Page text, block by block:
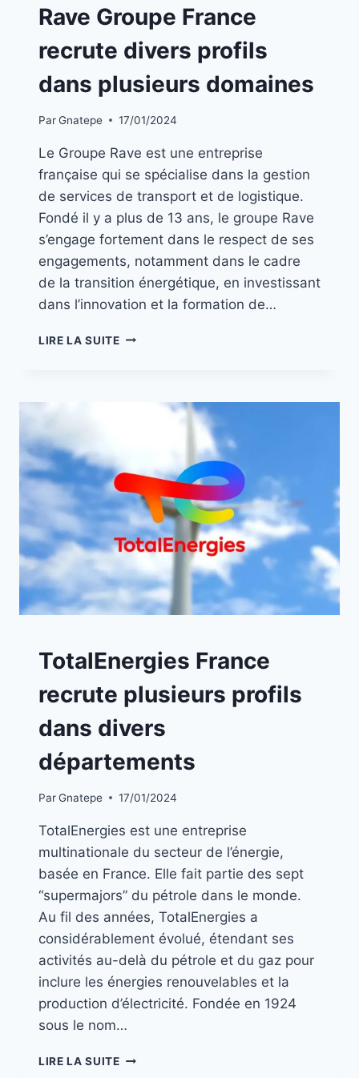
A
LA
Rave Groupe France
recrute divers profils
dans plusieurs domaines
ParGnatepe 17/01/2024
Le Groupe Rave est une entreprise
française qui se spécialise dans la gestion
de services de transport et de logistique.
Fondé il y a plus de 13 ans, le groupe Rave
s’engage fortement dans le respect de ses
engagements, notamment dans le cadre
de la transition énergétique, en investissant
dans l’innovation et la formation de…
LIRE LA SUITE
A
LA
TotalEnergies France
recrute plusieurs profils
dans divers
départements
ParGnatepe 17/01/2024
TotalEnergies est une entreprise
multinationale du secteur de l’énergie,
basée en France. Elle fait partie des sept
“supermajors” du pétrole dans le monde.
Au fil des années, TotalEnergies a
considérablement évolué, étendant ses
activités au-delà du pétrole et du gaz pour
inclure les énergies renouvelables et la
production d’électricité. Fondée en 1924
sous le nom…
LIRE LA SUITE